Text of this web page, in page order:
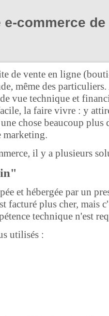
e-commerce
de vente en ligne
même des
vue technique et
la faire vivre : y
chose beaucoup
marketing.
il y a plusieurs
et hébergée par un
facturé plus cher, mais
technique n'est
utilisés :